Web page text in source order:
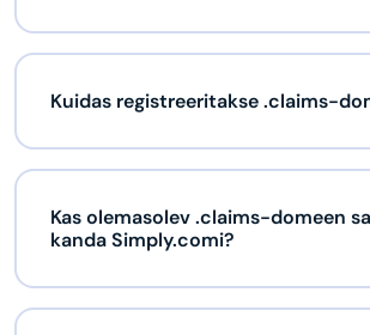
Kuidas registreeritakse .claims-
Kas olemasolev .claims-domeen
kanda Simply.comi?